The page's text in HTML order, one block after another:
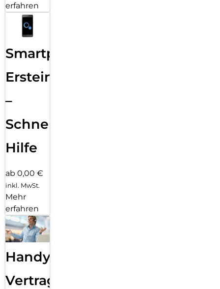
erfahren
Smartphone
Ersteinrichtung
–
Schnelle
Hilfe
ab 0,00 €
inkl. MwSt.
Mehr
erfahren
Handy
Vertragsabwicklung